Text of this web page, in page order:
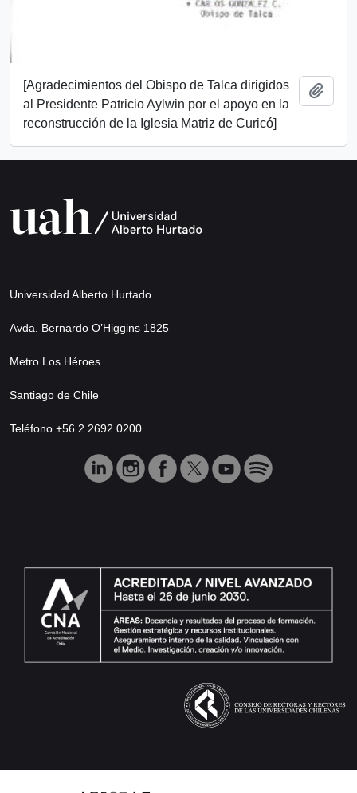
[Agradecimientos del Obispo de Talca dirigidos
al Presidente Patricio Aylwin por el apoyo en la
reconstrucción de la Iglesia Matriz de Curicó]
Universidad Alberto Hurtado
Avda. Bernardo O’Higgins 1825
Metro Los Héroes
Santiago de Chile
Teléfono +56 2 2692 0200